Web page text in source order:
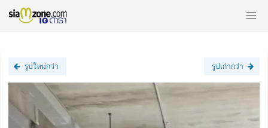
รูปใหม่กว่า รูปเก่ากว่า